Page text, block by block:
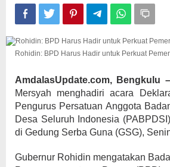
Rohidin: BPD Harus Hadir untuk Perkuat
AmdalasUpdate.com, Bengkulu –
Mersyah menghadiri acara
Pengurus Persatuan Anggota
Desa Seluruh Indonesia
di Gedung Serba Guna (GSG),
Gubernur Rohidin mengatakan